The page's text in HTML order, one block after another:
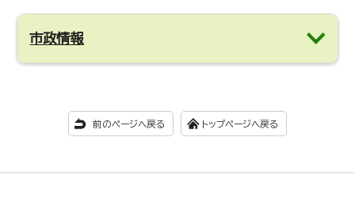
市政情報
前のページへ戻る トップページへ戻る